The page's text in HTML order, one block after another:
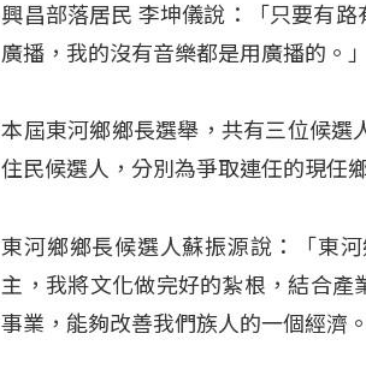
興昌部落居民 李坤儀說：「只要有
廣播，我的沒有音樂都是用廣播的。」
本屆東河鄉鄉長選舉，共有三位候選
住民候選人，分別為爭取連任的現任
東河鄉鄉長候選人蘇振源說：「東
主，我將文化做完好的紮根，結合
事業，能夠改善我們族人的一個經濟